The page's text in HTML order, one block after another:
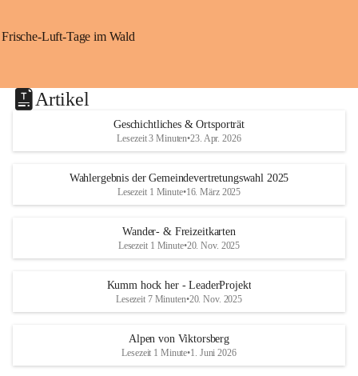
Frische-Luft-Tage im Wald
Artikel
Geschichtliches & Ortsporträt
Lesezeit 3 Minuten•23. Apr. 2026
Wahlergebnis der Gemeindevertretungswahl 2025
Lesezeit 1 Minute•16. März 2025
Wander- & Freizeitkarten
Lesezeit 1 Minute•20. Nov. 2025
Kumm hock her - LeaderProjekt
Lesezeit 7 Minuten•20. Nov. 2025
Alpen von Viktorsberg
Lesezeit 1 Minute•1. Juni 2026